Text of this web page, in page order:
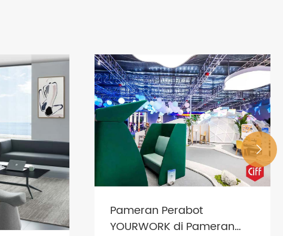
Pameran Perabot
YOURWORK di Pameran
